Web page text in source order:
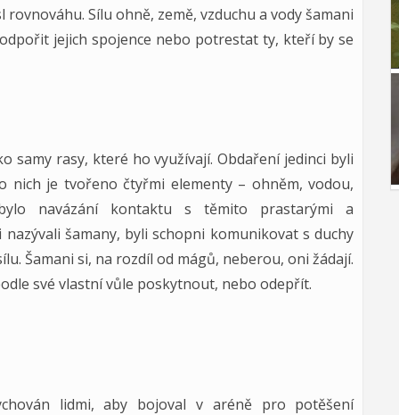
Sílu ohně, země, vzduchu a vody šamani
jejich spojence nebo potrestat ty, kteří by se
samy rasy, které ho využívají. Obdaření jedinci byli
nich je tvořeno čtyřmi elementy – ohněm, vodou,
navázání kontaktu s těmito prastarými a
šamany, byli schopni komunikovat s duchy
Šamani si, na rozdíl od mágů, neberou, oni žádají.
své vlastní vůle poskytnout, nebo odepřít.
lidmi, aby bojoval v aréně pro potěšení